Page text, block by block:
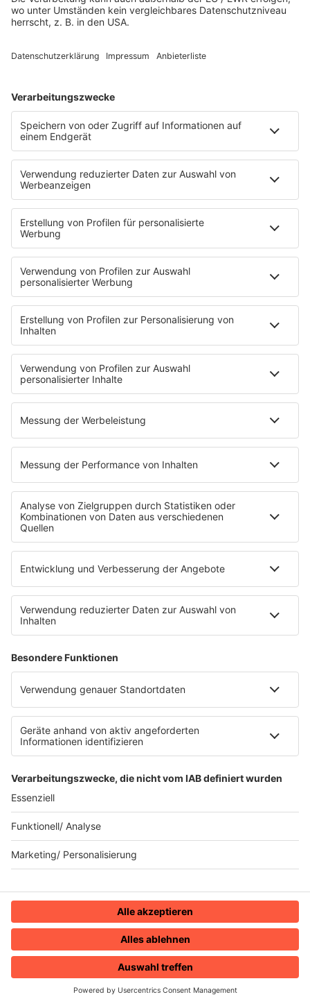
HOME RADIOS MENÜ
20.01.2025
13.01.2025
´n Roll
06.01.2025 Folge 142
Eddy Grant - I Don’t Wanna Dance
30.12.2024 Folge 141
Eddie Murphy - Party All the Time
INFO
USA For Africa - We Are The World
INFO
Michael Jackson - Smooth Criminal
09.12.2024
Spider Murphy Gang - Skandal im
Sperrbezirk
02.12.2024 Folge 137
Yazz and the Plastic Population - The
11.11.2024 Folge 134
Grace Jones - Slave To The Rhythm
Queen - Radio Ga Ga
28.10.2024
Feargal Sharkey - A Good Heart
21.10.2024 Folge 131
Sting - Russians
INFO